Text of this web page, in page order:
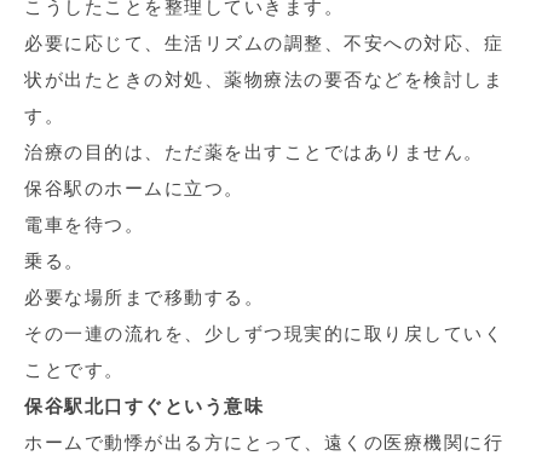
こうしたことを整理していきます。
必要に応じて、生活リズムの調整、不安への対応、症
状が出たときの対処、薬物療法の要否などを検討しま
す。
治療の目的は、ただ薬を出すことではありません。
保谷駅のホームに立つ。
電車を待つ。
乗る。
必要な場所まで移動する。
その一連の流れを、少しずつ現実的に取り戻していく
ことです。
保谷駅北口すぐという意味
ホームで動悸が出る方にとって、遠くの医療機関に行